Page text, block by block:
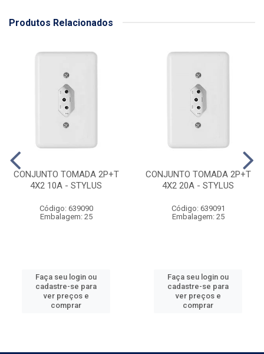
Produtos Relacionados
CONJUNTO TOMADA 2P+T
4X2 10A - STYLUS
Código: 639090
Embalagem: 25
Faça seu login ou
cadastre-se para
ver preços e
comprar
CONJUNTO TOMADA 2P+T
4X2 20A - STYLUS
Código: 639091
Embalagem: 25
Faça seu login ou
cadastre-se para
ver preços e
comprar